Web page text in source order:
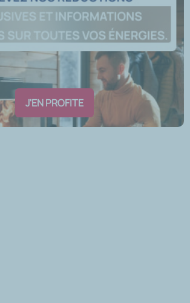
J'EN PROFITE